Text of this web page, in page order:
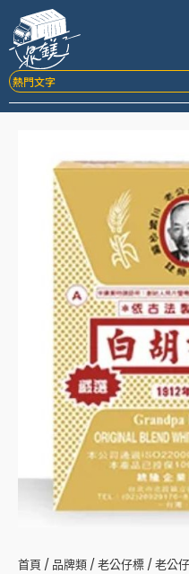
要
內
首頁 / 品牌類 /老公仔標 / 老公